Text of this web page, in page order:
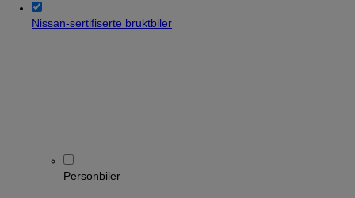
Nissan-sertifiserte bruktbiler
Personbiler